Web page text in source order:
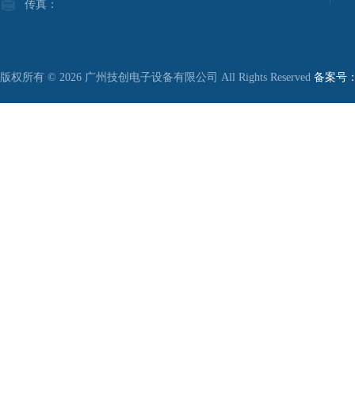
传真：
版权所有 © 2026 广州技创电子设备有限公司 All Rights Reserved 备案号